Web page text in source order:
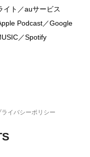
イト／auサービス
Podcast／Google
／Spotify
ライバシーポリシー